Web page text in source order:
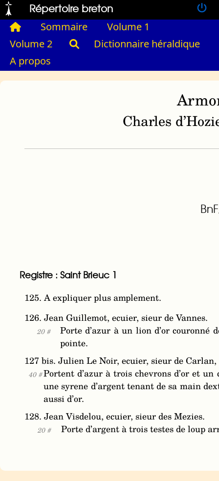
Répertoire breton
Sommaire
Volume 1
Volume 2
Dictionnaire héraldique
A propos
Charles
Registre : Saint Brieuc 1
125. A expliquer plus amplement.
126. Jean Guillemot, ecuier, sieur de Vannes.
20 #
Porte d’azur à un lion d’or couronné
pointe.
127 bis. Julien Le Noir, ecuier, sieur de Carlan,
40 #Portent d’azur à trois chevrons d’or et un
une syrene d’argent tenant de sa main
aussi d’or.
128. Jean Visdelou, ecuier, sieur des Mezies.
20 # Porte d’argent à trois testes de loup